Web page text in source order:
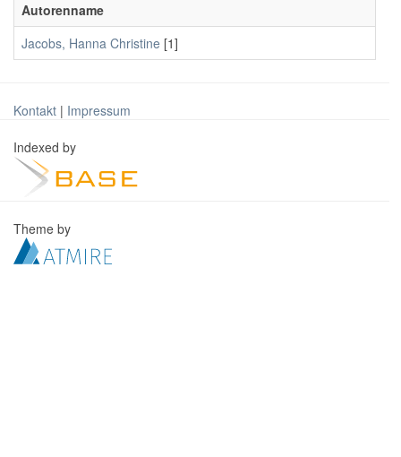
Autorenname
Jacobs, Hanna Christine [1]
Kontakt | Impressum
Indexed by
Theme by